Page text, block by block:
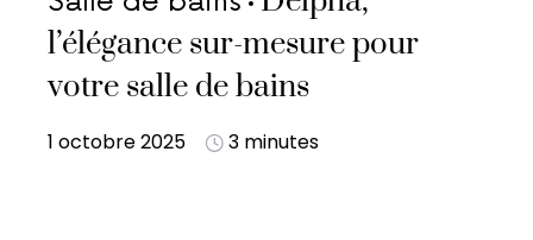
l’élégance sur-mesure pour
votre salle de bains
1 octobre 2025 3 minutes